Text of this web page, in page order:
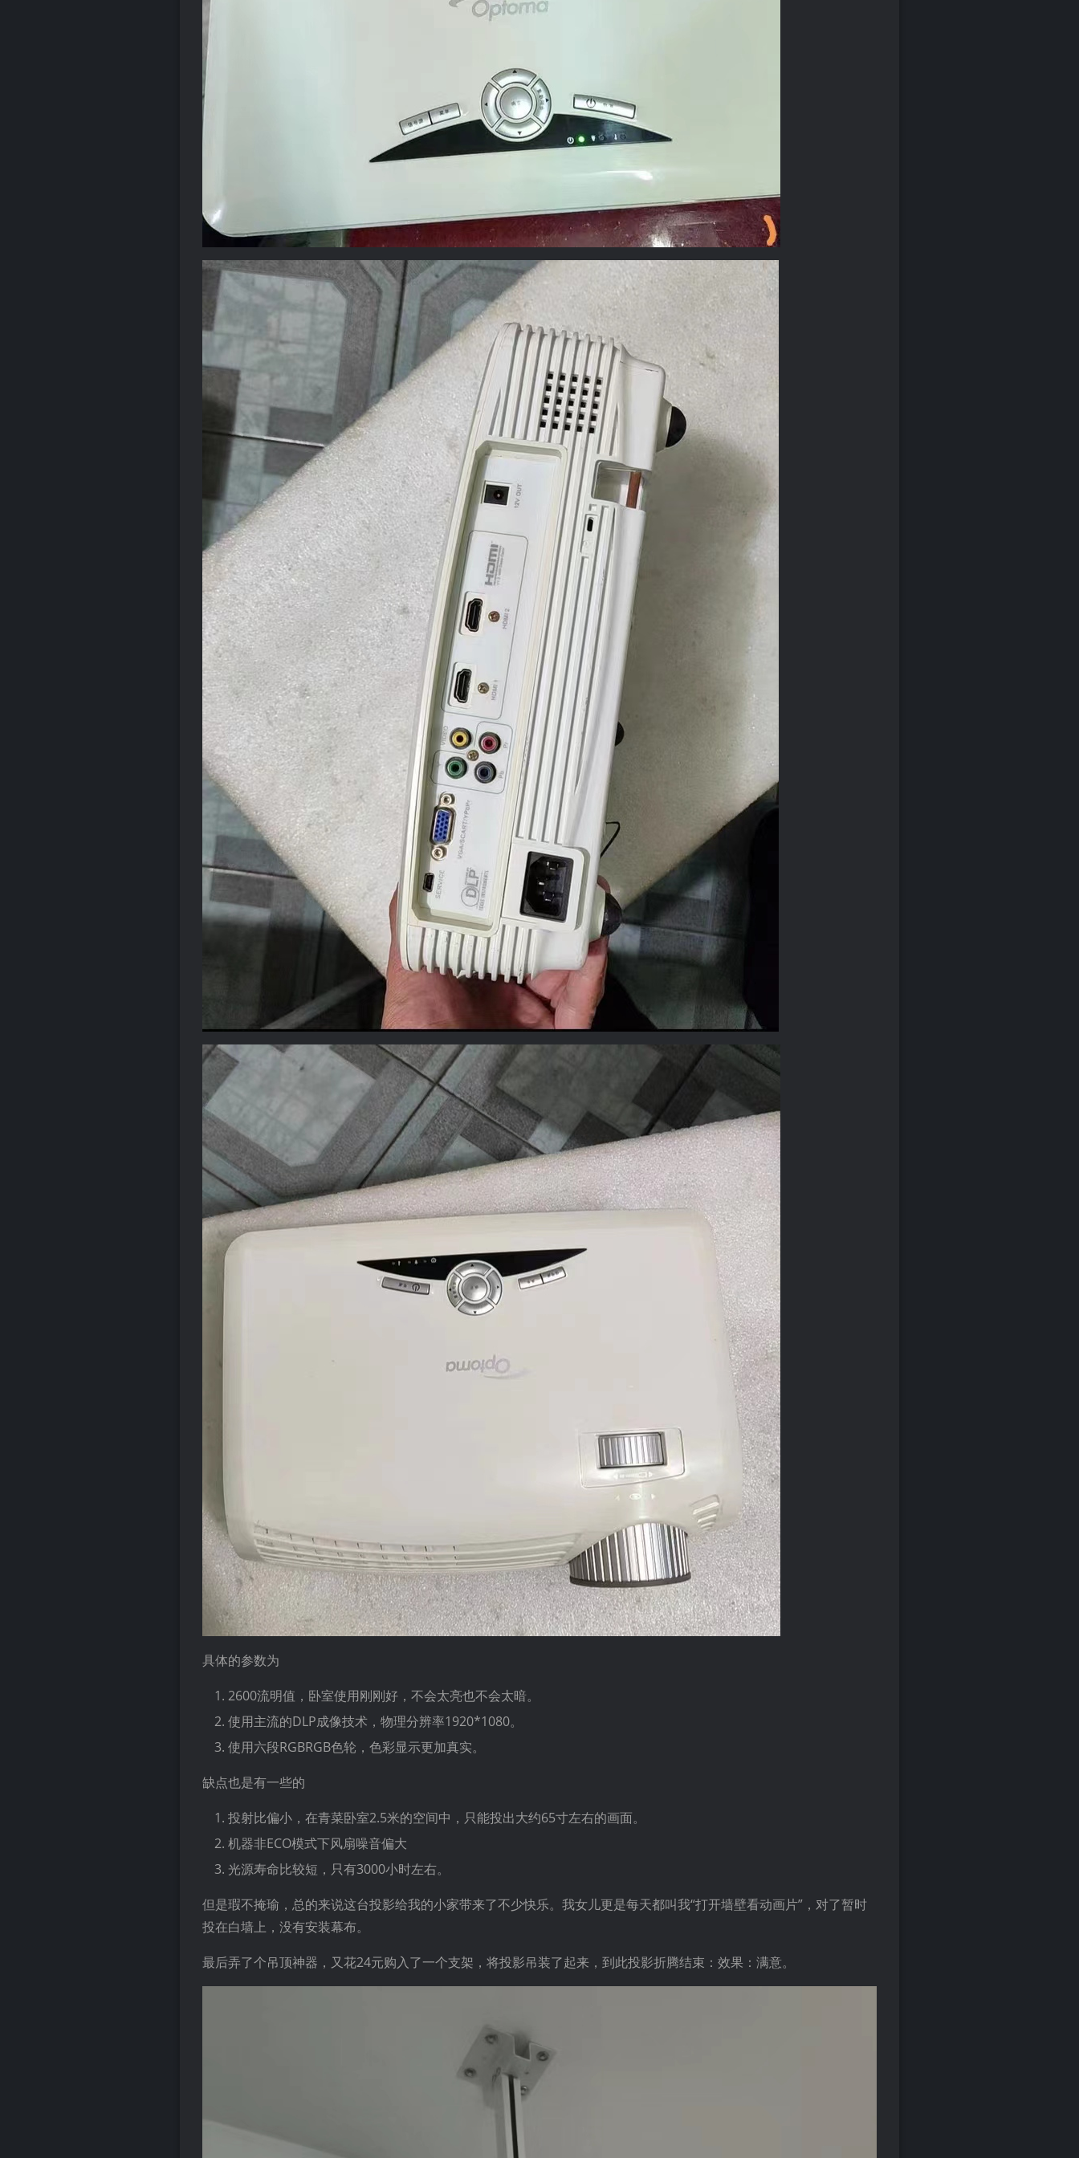
具体的参数为
2600流明值，卧室使用刚刚好，不会太亮也不会太暗。
使用主流的DLP成像技术，物理分辨率1920*1080。
使用六段RGBRGB色轮，色彩显示更加真实。
缺点也是有一些的
投射比偏小，在青菜卧室2.5米的空间中，只能投出大约65寸左右的画面。
机器非ECO模式下风扇噪音偏大
光源寿命比较短，只有3000小时左右。
但是瑕不掩瑜，总的来说这台投影给我的小家带来了不少快乐。我女儿更是每天都叫我“打开墙壁看动画片”，对了暂时
投在白墙上，没有安装幕布。
最后弄了个吊顶神器，又花24元购入了一个支架，将投影吊装了起来，到此投影折腾结束：效果：满意。